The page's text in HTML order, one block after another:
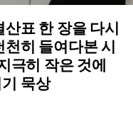
표 한 장을 다시
히 들여다본 시
극히 작은 것에
묵상